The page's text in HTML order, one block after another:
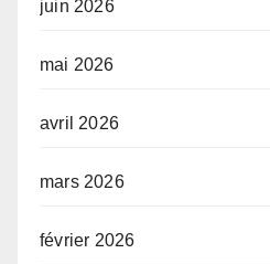
juin 2026
mai 2026
avril 2026
mars 2026
février 2026